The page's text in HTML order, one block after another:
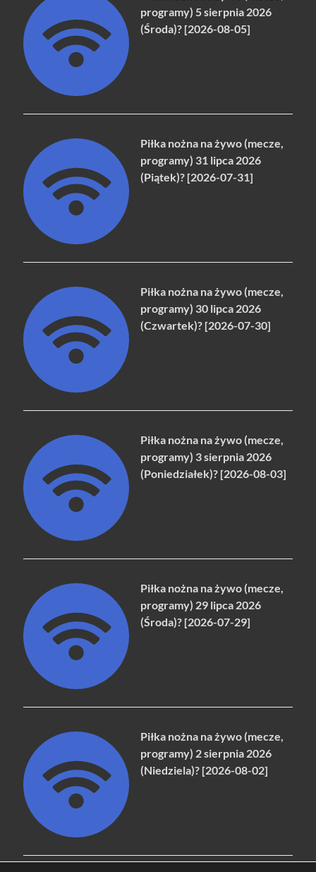
programy) 5 sierpnia 2026
(Środa)? [2026-08-05]
Piłka nożna na żywo (mecze,
programy) 31 lipca 2026
(Piątek)? [2026-07-31]
Piłka nożna na żywo (mecze,
programy) 30 lipca 2026
(Czwartek)? [2026-07-30]
Piłka nożna na żywo (mecze,
programy) 3 sierpnia 2026
(Poniedziałek)? [2026-08-03]
Piłka nożna na żywo (mecze,
programy) 29 lipca 2026
(Środa)? [2026-07-29]
Piłka nożna na żywo (mecze,
programy) 2 sierpnia 2026
(Niedziela)? [2026-08-02]